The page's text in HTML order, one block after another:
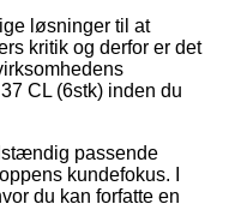
løsninger til at
kritik og derfor er det
CL (6stk) inden du
passende
kundefokus. I
du kan forfatte en